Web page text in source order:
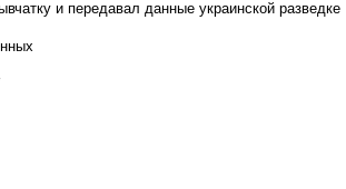
и передавал данные украинской разведке